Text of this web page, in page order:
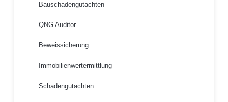
Bauschadengutachten
QNG Auditor
Beweissicherung
Immobilienwertermittlung
Schadengutachten